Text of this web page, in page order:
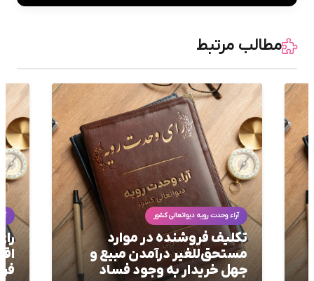
مطالب مرتبط
آراء وحدت رویه دیوانعالی کشور
تكليف فروشنده در موارد
مستحق‌للغير درآمدن مبيع و
جهل خريدار به وجود فساد